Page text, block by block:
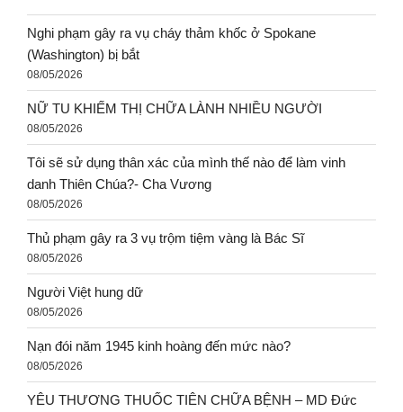
Nghi phạm gây ra vụ cháy thảm khốc ở Spokane
(Washington) bị bắt
08/05/2026
NỮ TU KHIẾM THỊ CHỮA LÀNH NHIỀU NGƯỜI
08/05/2026
Tôi sẽ sử dụng thân xác của mình thế nào để làm vinh
danh Thiên Chúa?- Cha Vương
08/05/2026
Thủ phạm gây ra 3 vụ trộm tiệm vàng là Bác Sĩ
08/05/2026
Người Việt hung dữ
08/05/2026
Nạn đói năm 1945 kinh hoàng đến mức nào?
08/05/2026
YÊU THƯƠNG THUỐC TIÊN CHỮA BỆNH – MD Đức